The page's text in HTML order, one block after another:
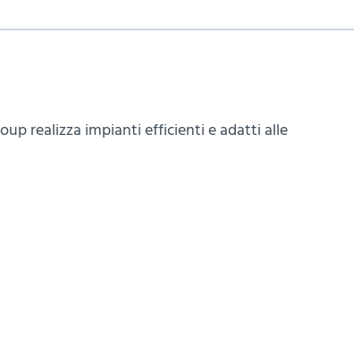
realizza impianti efficienti e adatti alle